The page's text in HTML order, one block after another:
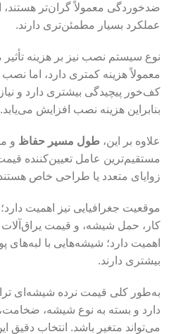
ضدخوردگی معمولاً گران‌تر
عملکرد بسیار مطمئن‌تری دارند.
نوع سیستم نصب نیز بر هزینه
معمولاً هزینه کمتری دارد، اما
کف‌خور پیچیدگی بیشتری دارد و
بنابراین هزینه نصب افزایش می‌یابد.
علاوه بر این، طول مسیر حفاظ و
مستقیم‌ترین عامل تعیین‌کننده
زوایای متعدد یا طراحی خاص
موقعیت جغرافیایی نیز اهمیت
کار، حمل شیشه، و قیمت
اهمیت دارد؛ شیشه‌هایی با لبه‌های
بیشتری دارند.
به‌طور کلی قیمت نرده شیشه‌ای
دارد و بسته به نوع شیشه،
می‌تواند متغیر باشد. انتخاب